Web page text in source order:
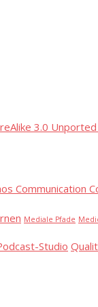
3.0
Communication
Mediale Pfade
Studio